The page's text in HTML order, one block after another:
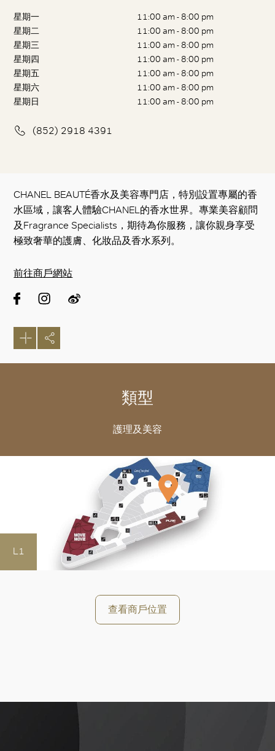
星期一
11:00 am - 8:00 pm
星期二
11:00 am - 8:00 pm
星期三
11:00 am - 8:00 pm
星期四
11:00 am - 8:00 pm
星期五
11:00 am - 8:00 pm
星期六
11:00 am - 8:00 pm
星期日
11:00 am - 8:00 pm
(852) 2918 4391
CHANEL BEAUTÉ香水及美容專門店，特別設置專屬的香
水區域，讓客人體驗CHANEL的香水世界。專業美容顧問
及Fragrance Specialists，期待為你服務，讓你親身享受
極致奢華的護膚、化妝品及香水系列。
前往商戶網站
類型
護理及美容
L1
查看商戶位置